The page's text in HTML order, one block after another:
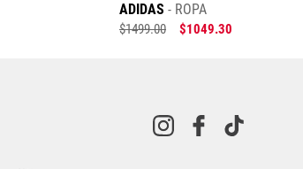
ADIDAS ROPA
$1499.00 $1049.30